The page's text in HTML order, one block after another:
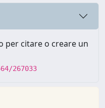
per citare o creare un
267033